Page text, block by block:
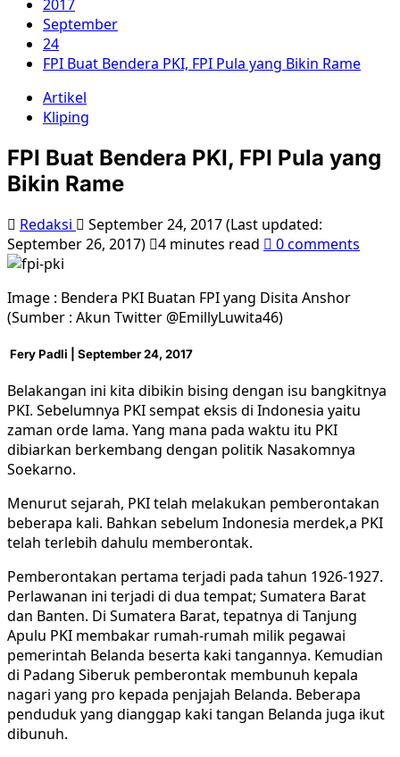
2017
September
24
FPI Buat Bendera PKI, FPI Pula yang Bikin Rame
Artikel
Kliping
FPI Buat Bendera PKI, FPI Pula yang
Bikin Rame
Redaksi
September 24, 2017 (Last updated:
September 26, 2017)
4 minutes read 0 comments
Image : Bendera PKI Buatan FPI yang Disita Anshor
(Sumber : Akun Twitter @EmillyLuwita46)
Fery Padli September 24, 2017
Belakangan ini kita dibikin bising dengan isu bangkitnya
PKI. Sebelumnya PKI sempat eksis di Indonesia yaitu
zaman orde lama. Yang mana pada waktu itu PKI
dibiarkan berkembang dengan politik Nasakomnya
Soekarno.
Menurut sejarah, PKI telah melakukan pemberontakan
beberapa kali. Bahkan sebelum Indonesia merdek,a PKI
telah terlebih dahulu memberontak.
Pemberontakan pertama terjadi pada tahun 1926-1927.
Perlawanan ini terjadi di dua tempat; Sumatera Barat
dan Banten. Di Sumatera Barat, tepatnya di Tanjung
Apulu PKI membakar rumah-rumah milik pegawai
pemerintah Belanda beserta kaki tangannya. Kemudian
di Padang Siberuk pemberontak membunuh kepala
nagari yang pro kepada penjajah Belanda. Beberapa
penduduk yang dianggap kaki tangan Belanda juga ikut
dibunuh.